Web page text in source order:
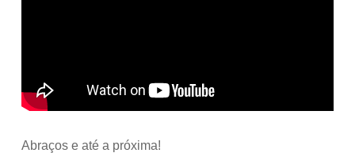
Abraços e até a próxima!